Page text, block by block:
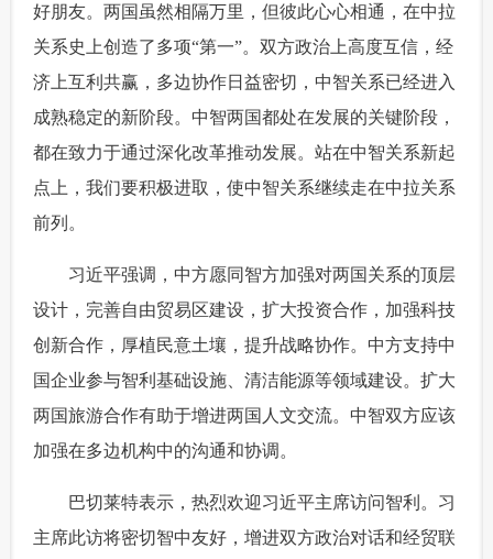
好朋友。两国虽然相隔万里，但彼此心心相通，在中拉
关系史上创造了多项“第一”。双方政治上高度互信，经
济上互利共赢，多边协作日益密切，中智关系已经进入
成熟稳定的新阶段。中智两国都处在发展的关键阶段，
都在致力于通过深化改革推动发展。站在中智关系新起
点上，我们要积极进取，使中智关系继续走在中拉关系
前列。
习近平强调，中方愿同智方加强对两国关系的顶层
设计，完善自由贸易区建设，扩大投资合作，加强科技
创新合作，厚植民意土壤，提升战略协作。中方支持中
国企业参与智利基础设施、清洁能源等领域建设。扩大
两国旅游合作有助于增进两国人文交流。中智双方应该
加强在多边机构中的沟通和协调。
巴切莱特表示，热烈欢迎习近平主席访问智利。习
主席此访将密切智中友好，增进双方政治对话和经贸联